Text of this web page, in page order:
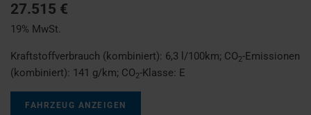
27.515 €
19% MwSt.
Kraftstoffverbrauch (kombiniert): 6,3 l/100km; CO2-Emissionen
(kombiniert): 141 g/km; CO2-Klasse: E
FAHRZEUG ANZEIGEN